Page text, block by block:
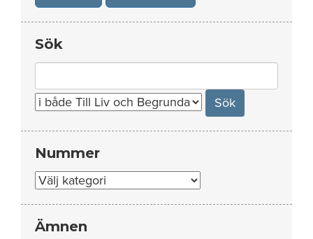
Sök
for:
Nummer
Nummer
Ämnen